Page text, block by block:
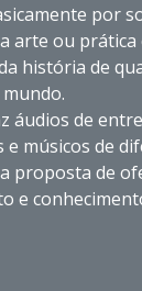
por
arte ou
história de
áudios de
e músicos de
proposta de
e